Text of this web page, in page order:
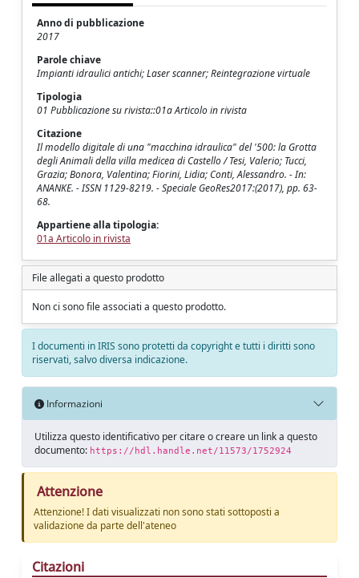
Anno di pubblicazione
2017
Parole chiave
Impianti idraulici antichi; Laser scanner; Reintegrazione virtuale
Tipologia
01 Pubblicazione su rivista::01a Articolo in rivista
Citazione
Il modello digitale di una "macchina idraulica" del '500: la Grotta
degli Animali della villa medicea di Castello / Tesi, Valerio; Tucci,
Grazia; Bonora, Valentina; Fiorini, Lidia; Conti, Alessandro. - In:
ANANKE. - ISSN 1129-8219. - Speciale GeoRes2017:(2017), pp. 63-
68.
Appartiene alla tipologia:
01a Articolo in rivista
File allegati a questo prodotto
Non ci sono file associati a questo prodotto.
I documenti in IRIS sono protetti da copyright e tutti i diritti sono
riservati, salvo diversa indicazione.
Informazioni
Utilizza questo identificativo per citare o creare un link a questo
documento: https://hdl.handle.net/11573/1752924
Attenzione
Attenzione! I dati visualizzati non sono stati sottoposti a
validazione da parte dell'ateneo
Citazioni